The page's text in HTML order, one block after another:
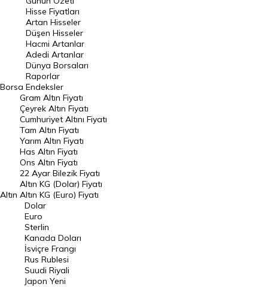
En Çok Artan Hisseler
En Çok Düşen Hisseler
Hacmi Artanlar
Geçmiş Kapanışlar
Dünya Borsaları
Raporlar
Endeksler
DÖVİZ
Döviz Kuru
Dolar Kuru
Euro Kuru
Pound Kuru
Frank Kuru
Riyal Kuru
Avustralya Doları
Borsa
Hisse Fiyatları
Artan Hisseler
Düşen Hisseler
Hacmi Artanlar
Adedi Artanlar
Dünya Borsaları
Raporlar
Endeksler
Altın
Gram Altın Fiyatı
Çeyrek Altın Fiyatı
Cumhuriyet Altını Fiyatı
Tam Altın Fiyatı
Yarım Altın Fiyatı
Has Altın Fiyatı
Ons Altın Fiyatı
22 Ayar Bilezik Fiyatı
Altın KG (Dolar) Fiyatı
Altın KG (Euro) Fiyatı
Dolar
Euro
Sterlin
Kanada Doları
İsviçre Frangı
Rus Rublesi
Suudi Riyali
Japon Yeni